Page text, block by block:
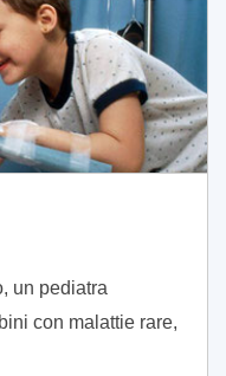
un pediatra
con malattie rare,